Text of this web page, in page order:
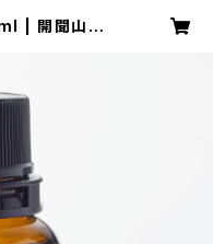
| 開聞山麓